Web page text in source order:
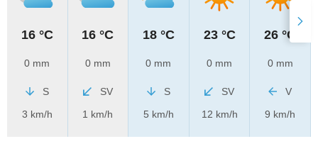
16 °C
0 mm
S
3 km/h
16 °C
0 mm
SV
1 km/h
18 °C
0 mm
S
5 km/h
23 °C
0 mm
SV
12 km/h
26 °C
0 mm
V
9 km/h